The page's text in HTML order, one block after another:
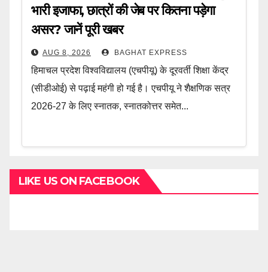
भारी इजाफा, छात्रों की जेब पर कितना पड़ेगा
असर? जानें पूरी खबर
AUG 8, 2026 BAGHAT EXPRESS
हिमाचल प्रदेश विश्वविद्यालय (एचपीयू) के दूरवर्ती शिक्षा केंद्र
(सीडीओई) से पढ़ाई महंगी हो गई है। एचपीयू ने शैक्षणिक सत्र
2026-27 के लिए स्नातक, स्नातकोत्तर समेत...
LIKE US ON FACEBOOK